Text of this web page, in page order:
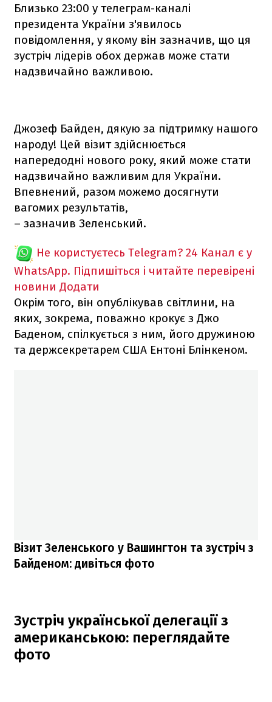
Близько 23:00 у телеграм-каналі
президента України з'явилось
повідомлення, у якому він зазначив, що ця
зустріч лідерів обох держав може стати
надзвичайно важливою.
Джозеф Байден, дякую за підтримку нашого
народу! Цей візит здійснюється
напередодні нового року, який може стати
надзвичайно важливим для України.
Впевнений, разом можемо досягнути
вагомих результатів,
– зазначив Зеленський.
Не користуєтесь Telegram? 24 Канал є у
WhatsApp. Підпишіться і читайте перевірені
новини Додати
Окрім того, він опублікував світлини, на
яких, зокрема, поважно крокує з Джо
Баденом, спілкується з ним, його дружиною
та держсекретарем США Ентоні Блінкеном.
Візит Зеленського у Вашингтон та зустріч з
Байденом: дивіться фото
Зустріч української делегації з
американською: переглядайте
фото